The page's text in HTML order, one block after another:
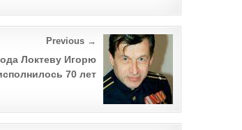
Previous →
Локтеву Игорю
70 лет